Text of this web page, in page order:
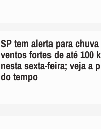
SP tem alerta para
ventos fortes de até 100
nesta sexta-feira; veja a
do tempo